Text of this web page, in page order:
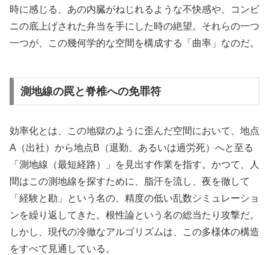
時に感じる、あの内臓がねじれるような不快感や、コンビ
ニの底上げされた弁当を手にした時の絶望。それらの一つ
一つが、この幾何学的な空間を構成する「曲率」なのだ。
測地線の罠と脊椎への免罪符
効率化とは、この地獄のように歪んだ空間において、地点
A（出社）から地点B（退勤、あるいは過労死）へと至る
「測地線（最短経路）」を見出す作業を指す。かつて、人
間はこの測地線を探すために、脂汗を流し、夜を徹して
「経験と勘」という名の、精度の低い乱数シミュレーショ
ンを繰り返してきた。根性論という名の総当たり攻撃だ。
しかし、現代の冷徹なアルゴリズムは、この多様体の構造
をすべて見通している。